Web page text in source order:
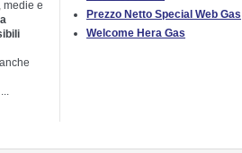
medie e
...
Prezzo Netto Special Web Gas
Welcome Hera Gas